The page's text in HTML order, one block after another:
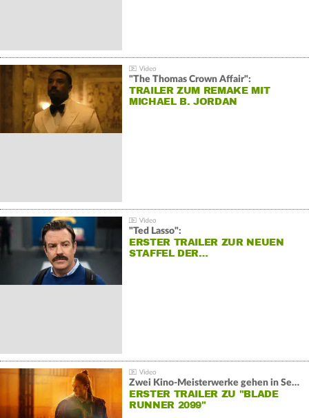
"The Thomas Crown Affair":
TRAILER ZUM REMAKE MIT
MICHAEL B. JORDAN
"Ted Lasso":
ERSTER TRAILER ZUR NEUEN
STAFFEL DER…
Zwei Kino-Meisterwerke gehen in Serie:
ERSTER TRAILER ZU "BLADE
RUNNER 2099"